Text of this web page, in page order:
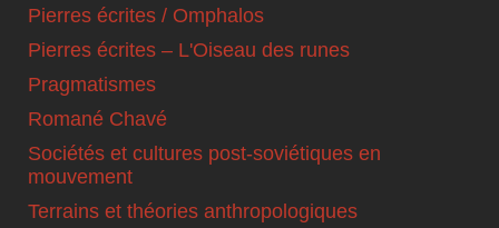
Pierres écrites / Omphalos
Pierres écrites – L'Oiseau des runes
Pragmatismes
Romané Chavé
Sociétés et cultures post-soviétiques en
mouvement
Terrains et théories anthropologiques